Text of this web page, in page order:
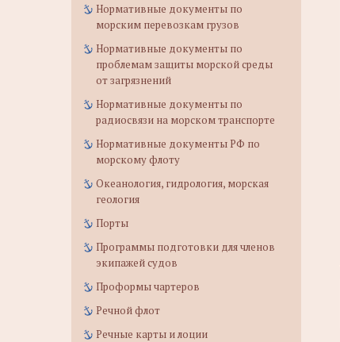
Нормативные документы по
морским перевозкам грузов
Нормативные документы по
проблемам защиты морской среды
от загрязнений
Нормативные документы по
радиосвязи на морском транспорте
Нормативные документы РФ по
морскому флоту
Океанология, гидрология, морская
геология
Порты
Программы подготовки для членов
экипажей судов
Проформы чартеров
Речной флот
Речные карты и лоции